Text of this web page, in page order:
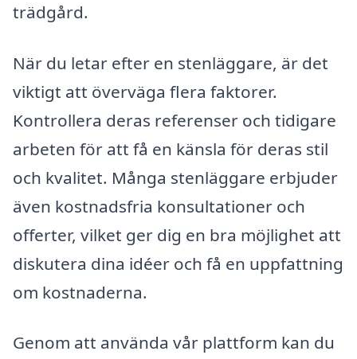
trädgård.
När du letar efter en stenläggare, är det
viktigt att överväga flera faktorer.
Kontrollera deras referenser och tidigare
arbeten för att få en känsla för deras stil
och kvalitet. Många stenläggare erbjuder
även kostnadsfria konsultationer och
offerter, vilket ger dig en bra möjlighet att
diskutera dina idéer och få en uppfattning
om kostnaderna.
Genom att använda vår plattform kan du